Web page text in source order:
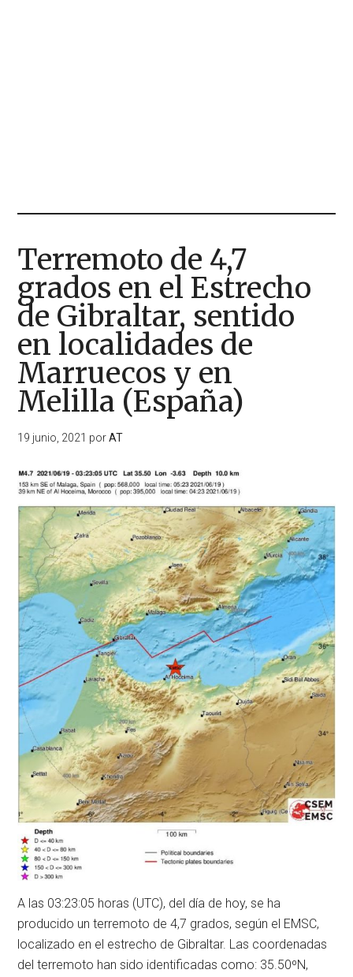
Terremoto de 4,7
grados en el Estrecho
de Gibraltar, sentido
en localidades de
Marruecos y en
Melilla (España)
19 junio, 2021 porAT
A las 03:23:05 horas (UTC), del día de hoy, se ha
producido un terremoto de 4,7 grados, según el EMSC,
localizado en el estrecho de Gibraltar. Las coordenadas
del terremoto han sido identificadas como: 35.50ºN,